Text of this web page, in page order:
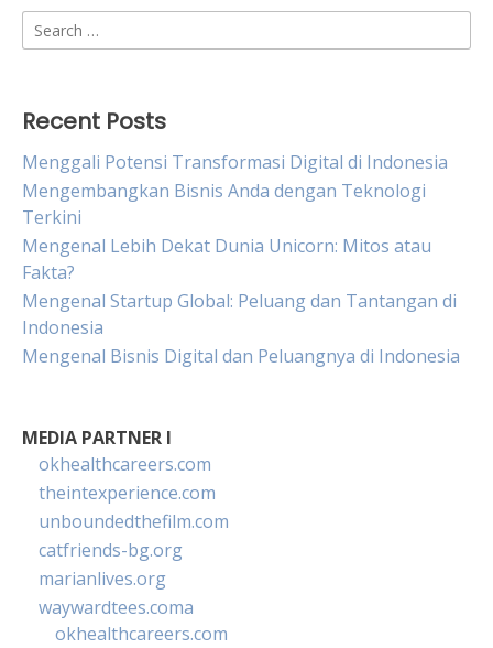
Search
for:
Recent Posts
Menggali Potensi Transformasi Digital di Indonesia
Mengembangkan Bisnis Anda dengan Teknologi
Terkini
Mengenal Lebih Dekat Dunia Unicorn: Mitos atau
Fakta?
Mengenal Startup Global: Peluang dan Tantangan di
Indonesia
Mengenal Bisnis Digital dan Peluangnya di Indonesia
MEDIA PARTNER I
okhealthcareers.com
theintexperience.com
unboundedthefilm.com
catfriends-bg.org
marianlives.org
waywardtees.coma
okhealthcareers.com